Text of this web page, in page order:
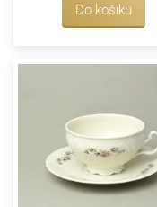
Do košíku